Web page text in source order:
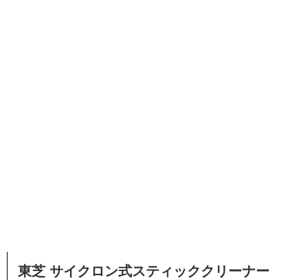
東芝 サイクロン式スティッククリーナー